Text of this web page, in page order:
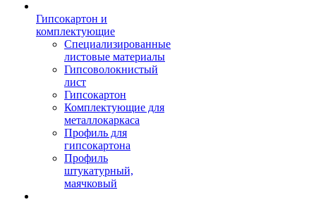
Гипсокартон и
комплектующие
Специализированные
листовые материалы
Гипсоволокнистый
лист
Гипсокартон
Комплектующие для
металлокаркаса
Профиль для
гипсокартона
Профиль
штукатурный,
маячковый